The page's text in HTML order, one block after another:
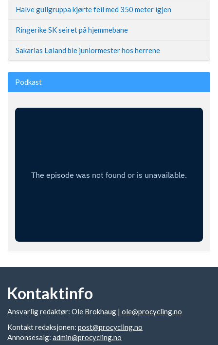
Halve gullgruppa kjørte feil med 350 meter igjen
Ringerike SK seiret på hjemmebane
Sakarias Løland ble juniormester hos herrene
Podkast
Kontaktinfo
Ansvarlig redaktør: Ole Brokhaug | ole@procycling.no
Kontakt redaksjonen: post@procycling.no
Annonsesalg: admin@procycling.no